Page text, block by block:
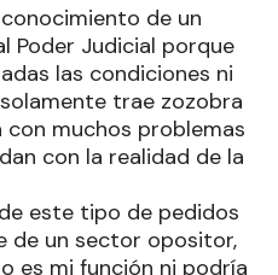
de un
Poder Judicial porque
las condiciones ni
trae zozobra
muchos problemas
con la realidad de la
este tipo de pedidos
de un sector opositor,
es mi función ni podría